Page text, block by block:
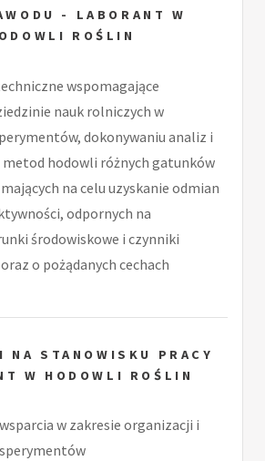
- LABORANT W
ROŚLIN
wspomagające
nauk rolniczych w
dokonywaniu analiz i
metod hodowli różnych gatunków
na celu uzyskanie odmian
odpornych na
środowiskowe i czynniki
o pożądanych cechach
NA STANOWISKU PRACY
W HODOWLI ROŚLIN
w zakresie organizacji i